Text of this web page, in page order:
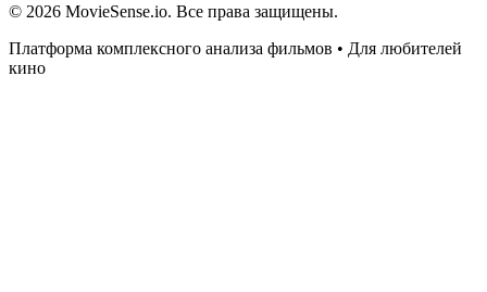
© 2026 MovieSense.io. Все права защищены.
Платформа комплексного анализа фильмов • Для любителей
кино